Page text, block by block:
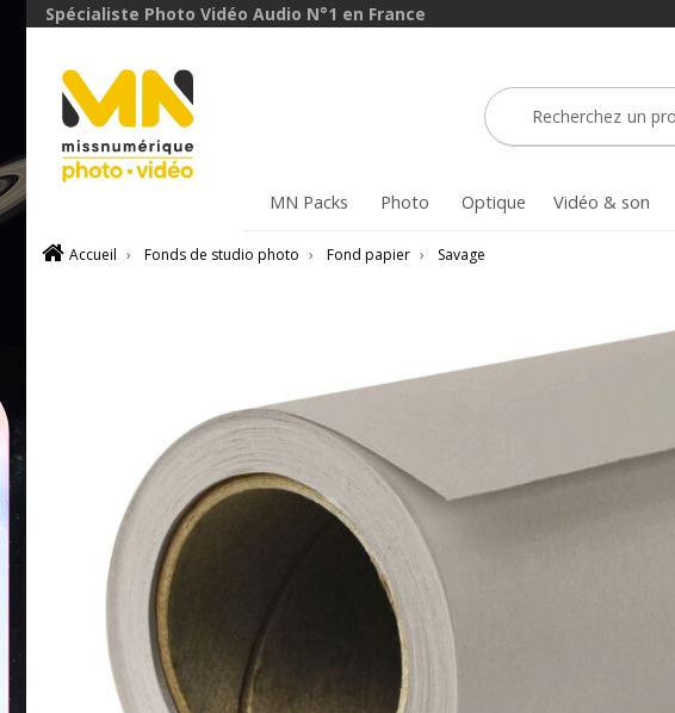
Spécialiste Photo Vidéo Audio N°1 en France
MN Packs Photo Optique Vidéo & son
Accueil › Fonds de studio photo › Fond papier › Savage